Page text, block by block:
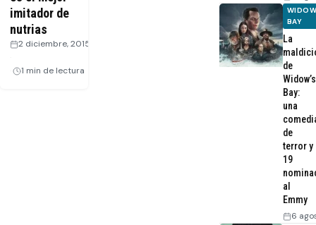
Webisodios
imitador de
nutrias
2 diciembre, 2015
1 min de lectura
BAY
La
de
Widow’s
Bay:
una
de
terror y
19
al
Emmy
6